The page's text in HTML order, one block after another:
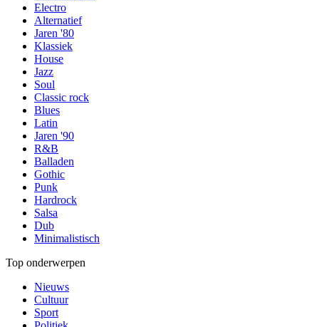
Electro
Alternatief
Jaren '80
Klassiek
House
Jazz
Soul
Classic rock
Blues
Latin
Jaren '90
R&B
Balladen
Gothic
Punk
Hardrock
Salsa
Dub
Minimalistisch
Top onderwerpen
Nieuws
Cultuur
Sport